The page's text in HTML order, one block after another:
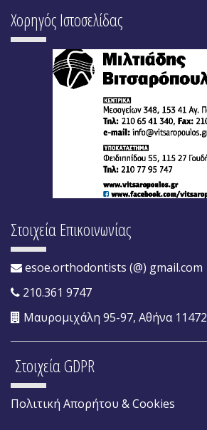
Χορηγός Ιστοσελίδας
Στοιχεία Επικοινωνίας
esoe.orthodontists (@) gmail.com
210.361 9747
Μαυρομιχάλη 95-97, Αθήνα 11472
Στοιχεία GDPR
Πολιτική Απορήτου & Cookies